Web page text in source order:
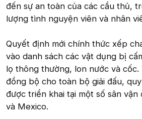
đến sự an toàn của các cầu thủ,
lượng tình nguyện viên và nhân
Quyết định mới chính thức xếp
vào danh sách các vật dụng bị
lọ thông thường, lon nước và
đồng bộ cho toàn bộ giải đấu,
được triển khai tại một số sân vận
và Mexico.